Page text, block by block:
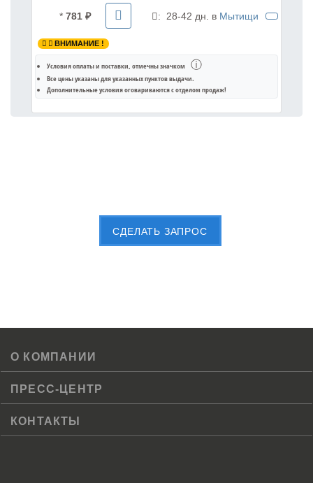
* 781 ₽ : 28-42 дн. в Мытищи
ВНИМАНИЕ !
Условия оплаты и поставки, отмечны значком ⓘ
Все цены указаны дляуказанных пунктов выдачи.
Дополнительные условия оговариваются с отделом продаж!
CДЕЛАТЬ ЗАПРОС
О КОМПАНИИ
ПРЕСС-ЦЕНТР
КОНТАКТЫ